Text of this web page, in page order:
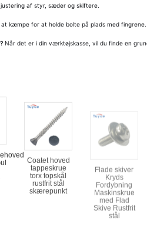
af styr, sæder og skiftere.
at kæmpe for at holde bolte på plads med fingrene.
Når det er i din værktøjskasse, vil du finde en
tappeskrue
torx topskål
rustfrit stål
skærepunkt
Fordybning
Maskinskrue
med Flad
Skive Rustfrit
stål